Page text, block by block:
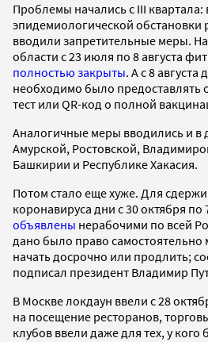
Проблемы начались с III квартала:
эпидемиологической обстановки
вводили запретительные меры.
области с 23 июля по 8 августа
полностью закрыты. А с 8
необходимо было предоставлять
тест или QR-код о полной
Аналогичные меры вводились и в
Амурской, Ростовской,
Башкирии и Республике Хакасия.
Потом стало еще хуже. Для
коронавируса дни с 30 октября
объявлены нерабочими по всей
дано было право самостоятельно
начать досрочно или продлить;
подписал президент Владимир
В Москве локдаун ввели с 28
на посещение ресторанов,
клубов ввели даже для тех, у кого